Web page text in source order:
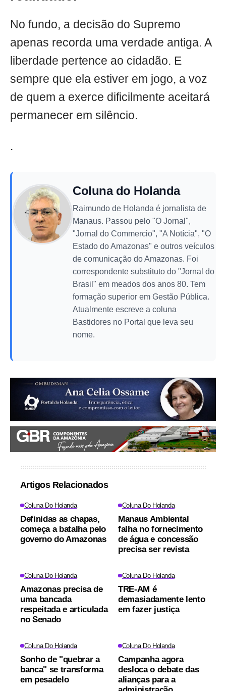
No fundo, a decisão do Supremo
apenas recorda uma verdade antiga. A
liberdade pertence ao cidadão. E
sempre que ela estiver em jogo, a voz
de quem a exerce dificilmente aceitará
permanecer em silêncio.
.
Coluna do Holanda
Raimundo de Holanda é jornalista de
Manaus. Passou pelo "O Jornal",
"Jornal do Commercio", "A Notícia", "O
Estado do Amazonas" e outros veículos
de comunicação do Amazonas. Foi
correspondente substituto do "Jornal do
Brasil" em meados dos anos 80. Tem
formação superior em Gestão Pública.
Atualmente escreve a coluna
Bastidores no Portal que leva seu
nome.
Artigos Relacionados
Coluna Do Holanda
Definidas as chapas,
começa a batalha pelo
governo do Amazonas
Coluna Do Holanda
Manaus Ambiental
falha no fornecimento
de água e concessão
precisa ser revista
Coluna Do Holanda
Amazonas precisa de
uma bancada
respeitada e articulada
no Senado
Coluna Do Holanda
TRE-AM é
demasiadamente lento
em fazer justiça
Coluna Do Holanda
Sonho de "quebrar a
banca" se transforma
em pesadelo
Coluna Do Holanda
Campanha agora
desloca o debate das
alianças para a